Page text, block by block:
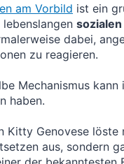
am Vor­bild ist ein
lebens­lan­gen
dabei,
zu reagie­ren.
Mecha­nis­mus kann
haben.
Kit­ty Geno­ve­se lös­te
aus, son­dern